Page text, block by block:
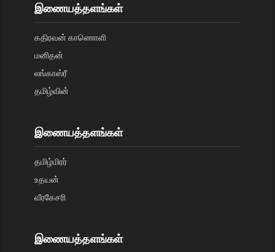
இணையத்தளங்கள்
கதிரவன் காணொளி
மனிதன்
லங்காஸ்ரீ
தமிழ்வின்
இணையத்தளங்கள்
தமிழ்மிரர்
உதயன்
வீரகேசரி
இணையத்தளங்கள்